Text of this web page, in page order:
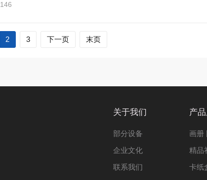
2 3 下一页 末页
关于我们
部分设备
企业文化
联系我们
产
画册
精品
卡纸